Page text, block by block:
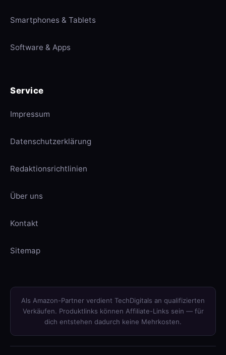
Smartphones & Tablets
Software & Apps
Service
Impressum
Datenschutzerklärung
Redaktionsrichtlinien
Über uns
Kontakt
Sitemap
Als Amazon-Partner verdient TechDigitals an qualifizierten
Verkäufen. Produktlinks können Affiliate-Links sein — für
dich entstehen dadurch keine Mehrkosten.